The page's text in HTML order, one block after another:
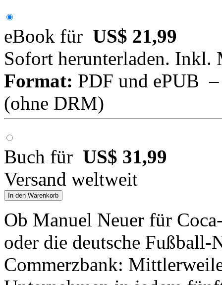
eBook für US$ 21,99
Sofort herunterladen. Inkl.
Format: PDF und ePUB
(ohne DRM)
Buch für US$ 31,99
Versand weltweit
In den Warenkorb
Ob Manuel Neuer für
oder die deutsche
Commerzbank: